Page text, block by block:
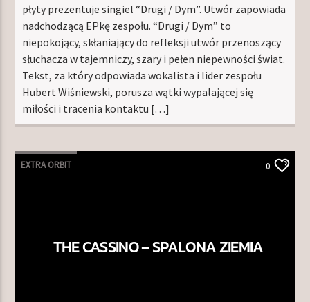
płyty prezentuje singiel “Drugi / Dym”. Utwór zapowiada
nadchodzącą EPkę zespołu. “Drugi / Dym” to
niepokojący, skłaniający do refleksji utwór przenoszący
słuchacza w tajemniczy, szary i pełen niepewności świat.
Tekst, za który odpowiada wokalista i lider zespołu
Hubert Wiśniewski, porusza wątki wypalającej się
miłości i tracenia kontaktu […]
EXTRA ORBIT 0
THE CASSINO – SPALONA ZIEMIA